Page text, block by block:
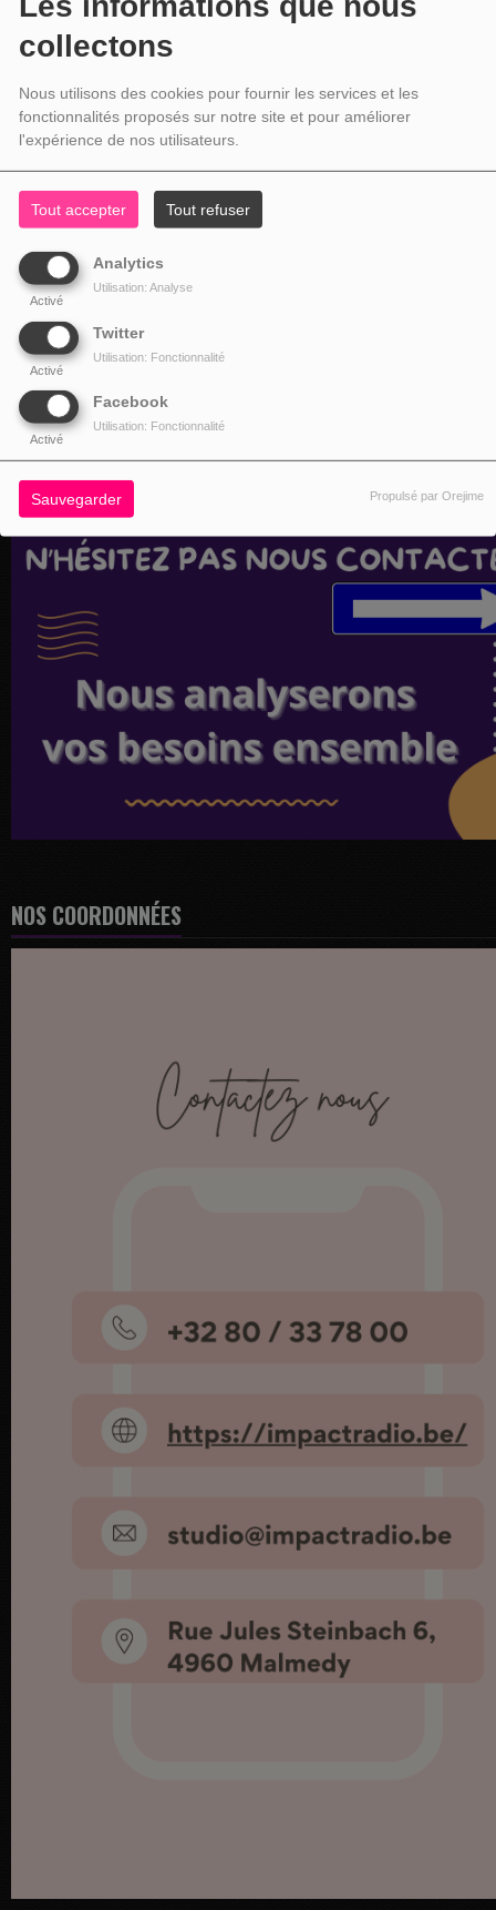
collectons
Nous utilisons des cookies pour fournir les services et les
fonctionnalités proposés sur notre site et pour améliorer
l'expérience de nos utilisateurs.
Tout accepter Tout refuser
Analytics
Activé
Utilisation: Analyse
Twitter
Activé
Utilisation: Fonctionnalité
Facebook
Activé
Utilisation: Fonctionnalité
Sauvegarder Propulsé par Orejime
NOS COORDONNÉES